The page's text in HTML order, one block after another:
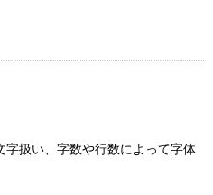
扱い、字数や行数によって字体